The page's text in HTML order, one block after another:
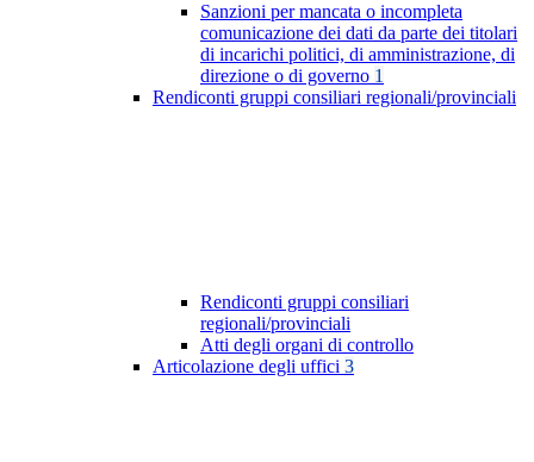
Sanzioni per mancata o incompleta
comunicazione dei dati da parte dei titolari
di incarichi politici, di amministrazione, di
direzione o di governo 1
Rendiconti gruppi consiliari regionali/provinciali
Rendiconti gruppi consiliari
regionali/provinciali
Atti degli organi di controllo
Articolazione degli uffici 3